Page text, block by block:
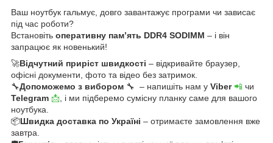
Ваш ноутбук гальмує, довго завантажує програми чи зависає
під час роботи?
Встановіть оперативну пам’ять DDR4 SODIMM – і він
запрацює як новенький!
🚀Відчутний приріст швидкості – відкривайте браузер,
офісні документи, фото та відео без затримок.
🔧Допоможемо з вибором 🔧 – напишіть нам у Viber📲 чи
Telegram 📩 , і ми підберемо сумісну планку саме для вашого
ноутбука.
📦Швидка доставка по Україні – отримаєте замовлення вже
завтра.